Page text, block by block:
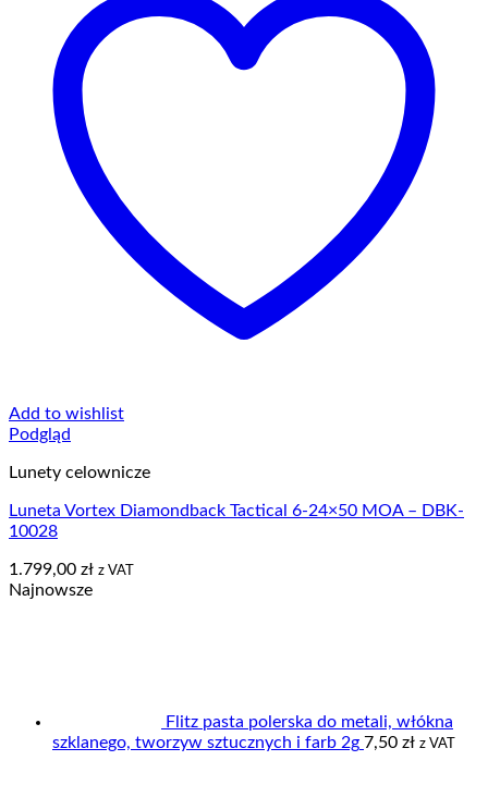
Add to wishlist
Podgląd
Lunety celownicze
Luneta Vortex Diamondback Tactical 6-24×50 MOA – DBK-
10028
1.799,00 zł z VAT
Najnowsze
Flitz pasta polerska do metali, włókna
szklanego, tworzyw sztucznych i farb 2g 7,50 zł z VAT